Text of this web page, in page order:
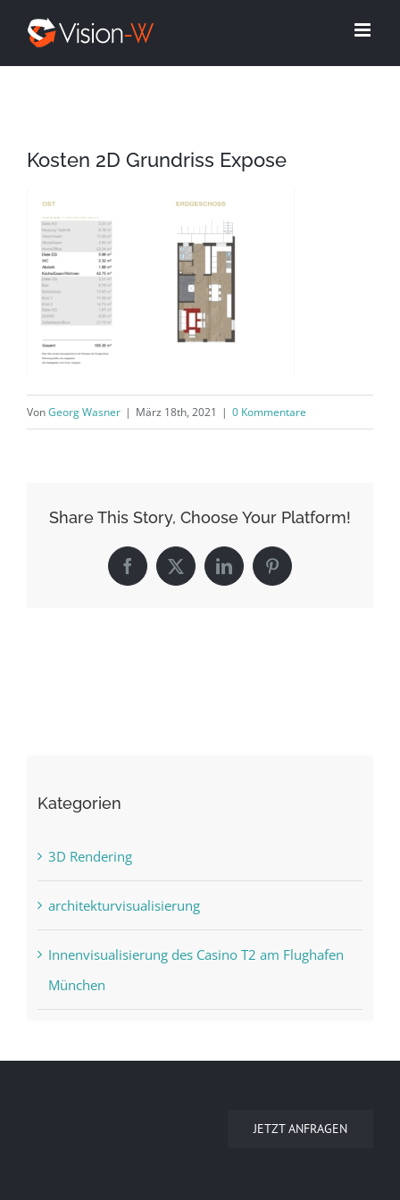
Kosten 2D Grundriss Expose
VonGeorg Wasner | März 18th, 2021 | 0 Kommentare
Share This Story, Choose Your Platform!
Facebook
X LinkedInPinterest
Kategorien
3D Rendering
architekturvisualisierung
Innenvisualisierung des Casino T2 am Flughafen
München
JETZT ANFRAGEN